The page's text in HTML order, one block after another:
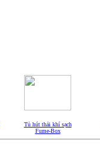
Tủ hút thải khí sạch
Fume-Box